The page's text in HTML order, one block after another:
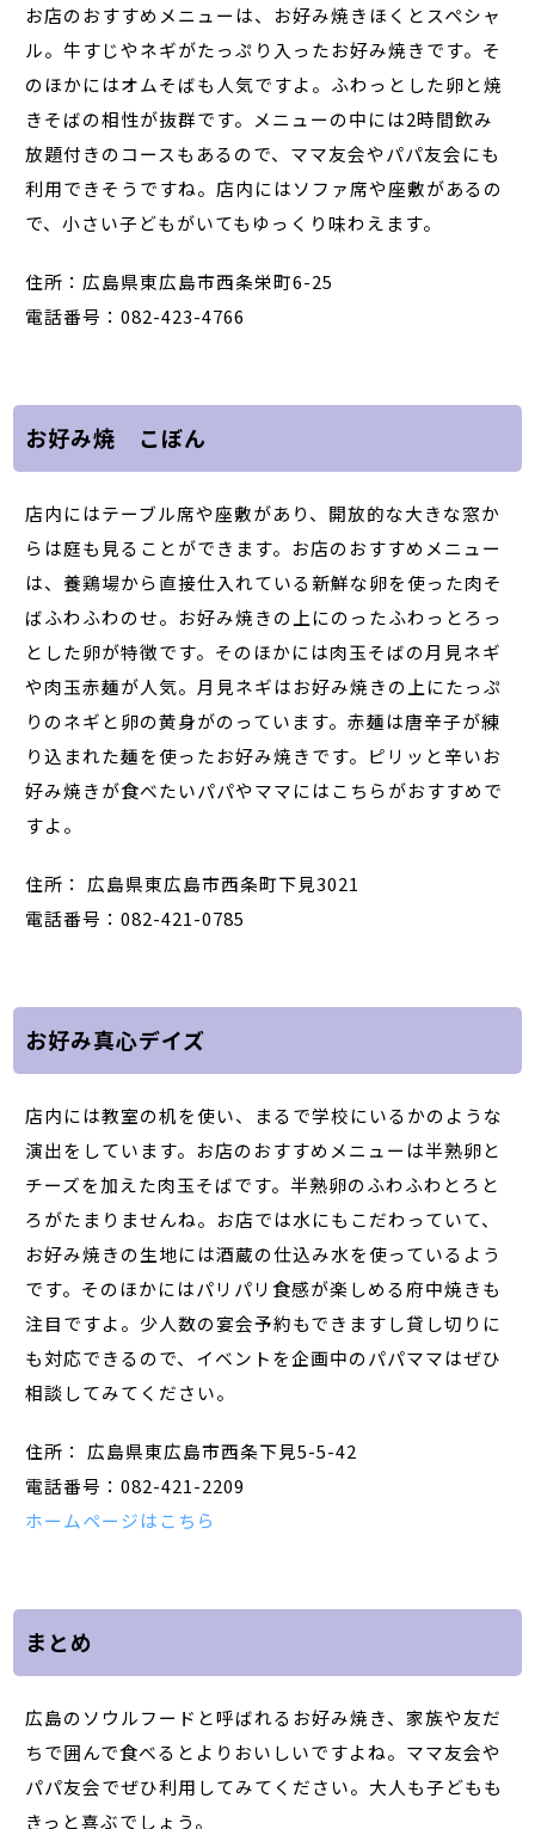
お店のおすすめメニューは、お好み焼きほくとスペシャ
ル。牛すじやネギがたっぷり入ったお好み焼きです。そ
のほかにはオムそばも人気ですよ。ふわっとした卵と焼
きそばの相性が抜群です。メニューの中には2時間飲み
放題付きのコースもあるので、ママ友会やパパ友会にも
利用できそうですね。店内にはソファ席や座敷があるの
で、小さい子どもがいてもゆっくり味わえます。
住所：広島県東広島市西条栄町6-25
電話番号：082-423-4766
お好み焼 こぼん
店内にはテーブル席や座敷があり、開放的な大きな窓か
らは庭も見ることができます。お店のおすすめメニュー
は、養鶏場から直接仕入れている新鮮な卵を使った肉そ
ばふわふわのせ。お好み焼きの上にのったふわっとろっ
とした卵が特徴です。そのほかには肉玉そばの月見ネギ
や肉玉赤麺が人気。月見ネギはお好み焼きの上にたっぷ
りのネギと卵の黄身がのっています。赤麺は唐辛子が練
り込まれた麺を使ったお好み焼きです。ピリッと辛いお
好み焼きが食べたいパパやママにはこちらがおすすめで
すよ。
住所： 広島県東広島市西条町下見3021
電話番号：082-421-0785
お好み真心デイズ
店内には教室の机を使い、まるで学校にいるかのような
演出をしています。お店のおすすめメニューは半熟卵と
チーズを加えた肉玉そばです。半熟卵のふわふわとろと
ろがたまりませんね。お店では水にもこだわっていて、
お好み焼きの生地には酒蔵の仕込み水を使っているよう
です。そのほかにはパリパリ食感が楽しめる府中焼きも
注目ですよ。少人数の宴会予約もできますし貸し切りに
も対応できるので、イベントを企画中のパパママはぜひ
相談してみてください。
住所： 広島県東広島市西条下見5-5-42
電話番号：082-421-2209
ホームページはこちら
まとめ
広島のソウルフードと呼ばれるお好み焼き、家族や友だ
ちで囲んで食べるとよりおいしいですよね。ママ友会や
パパ友会でぜひ利用してみてください。大人も子どもも
きっと喜ぶでしょう。